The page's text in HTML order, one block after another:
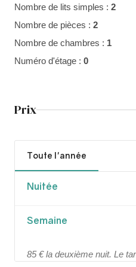
Nombre de lits simples : 2
Nombre de pièces : 2
Nombre de chambres : 1
Numéro d'étage : 0
Prix
Toute l'année
Nuitée
Semaine
85 € la deuxième nuit. Le